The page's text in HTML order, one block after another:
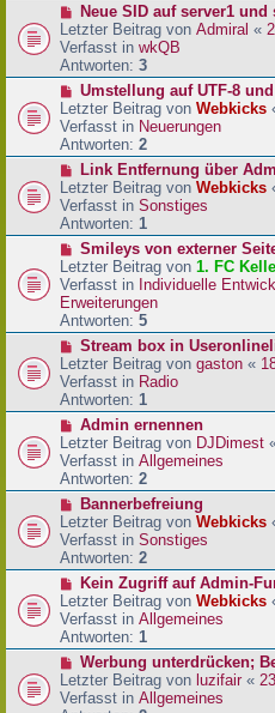
N
e
u
e
r
B
e
i
t
a
g
Neue SID auf server1 und
Letzter Beitrag von Admiral «
Verfasst in wkQB
Antworten: 3
N
e
u
e
r
B
e
i
t
a
g
Umstellung auf UTF-8
Letzter Beitrag von Webkicks
Verfasst in Neuerungen
Antworten: 2
N
e
u
e
r
B
e
i
t
r
a
g
Link Entfernung über
Letzter Beitrag von Webkicks
Verfasst in Sonstiges
Antworten: 1
N
e
u
e
r
B
e
i
t
r
a
g
Smileys von externer
Letzter Beitrag von 1. FC
Verfasst in Individuelle
Erweiterungen
Antworten: 5
N
e
u
e
r
B
e
i
t
a
g
Stream box in
Letzter Beitrag von gaston «
Verfasst in Radio
Antworten: 1
N
e
u
e
r
B
e
i
t
a
g
Admin ernennen
Letzter Beitrag von DJDimest
Verfasst in Allgemeines
Antworten: 2
N
e
u
e
r
B
e
i
t
a
g
Bannerbefreiung
Letzter Beitrag von Webkicks
Verfasst in Sonstiges
Antworten: 2
N
e
u
e
r
B
e
i
Kein Zugriff auf Admin-
Letzter Beitrag von Webkicks
Verfasst in Allgemeines
Antworten: 1
N
e
u
Werbung unterdrücken;
Letzter Beitrag von luzifair «
Verfasst in Allgemeines